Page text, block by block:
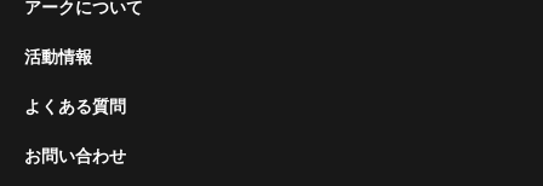
アークについて
活動情報
よくある質問
お問い合わせ